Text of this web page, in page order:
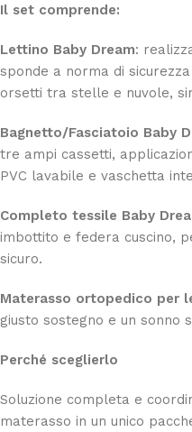
Il set comprende:
Lettino Baby Dream:
sponde a norma di
orsetti tra stelle e nuvole,
Bagnetto/Fasciatoio Baby
tre ampi cassetti,
PVC lavabile e vaschetta
Completo tessile Baby
imbottito e federa cuscino,
sicuro.
Materasso ortopedico per
giusto sostegno e un sonno
Perché sceglierlo
Soluzione completa e
materasso in un unico